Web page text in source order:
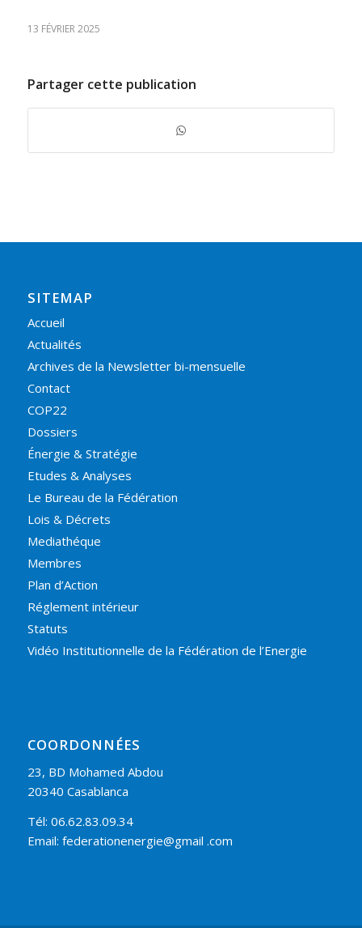
13 FÉVRIER 2025
Partager cette publication
SITEMAP
Accueil
Actualités
Archives de la Newsletter bi-mensuelle
Contact
COP22
Dossiers
Énergie & Stratégie
Etudes & Analyses
Le Bureau de la Fédération
Lois & Décrets
Mediathéque
Membres
Plan d’Action
Réglement intérieur
Statuts
Vidéo Institutionnelle de la Fédération de l’Energie
COORDONNÉES
23, BD Mohamed Abdou
20340 Casablanca
Tél: 06.62.83.09.34
Email: federationenergie@gmail .com